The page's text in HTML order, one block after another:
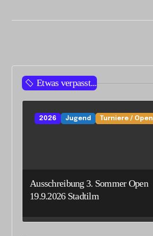
Etwas verpasst...
2026 Jugend Turniere / Open
Ausschreibung 3. Sommer Open
19.9.2026 Stadtilm